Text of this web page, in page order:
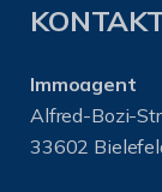
Immoagent
Alfred-Bozi-
33602